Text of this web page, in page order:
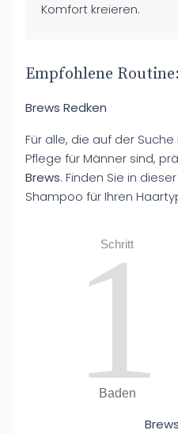
Komfort kreieren.
Empfohlene Routine:
Brews Redken
Für alle, die auf der
Pflege für Männer sind,
Brews. Finden Sie in
Shampoo für Ihren
Schritt
1
Baden